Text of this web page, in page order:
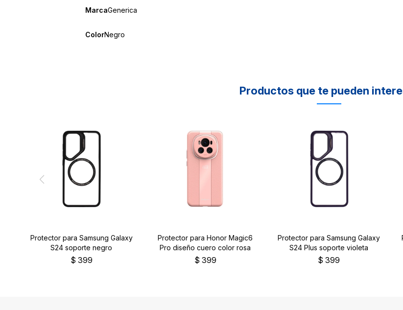
MarcaGenerica
ColorNegro
Productos que te pueden
Protector para Samsung Galaxy
S24 soporte negro
$ 399
Protector para Honor Magic6
Pro diseño cuero color rosa
$ 399
Protector para Samsung Galaxy
S24 Plus soporte violeta
$ 399